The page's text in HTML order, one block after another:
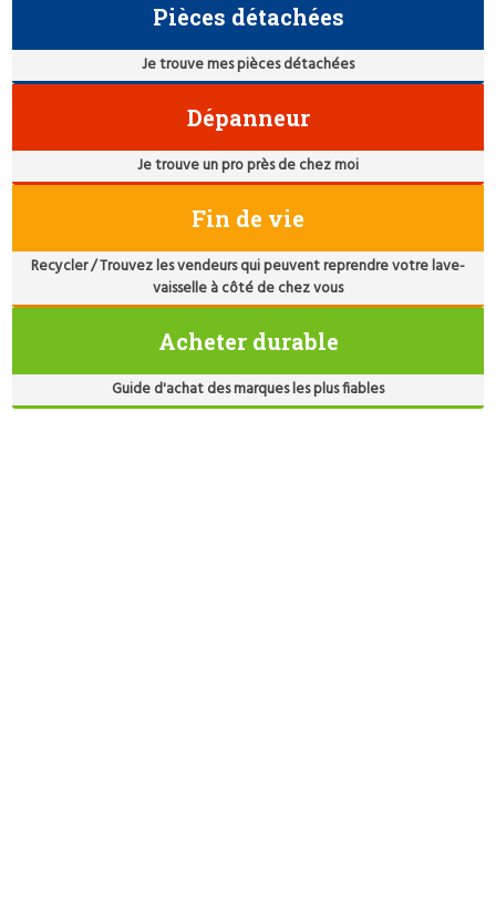
Pièces détachées
Je trouve mes pièces détachées
Dépanneur
Je trouve un pro près de chez moi
Fin de vie
Recycler / Trouvez les vendeurs qui peuvent reprendre votre lave-
vaisselle à côté de chez vous
Acheter durable
Guide d'achat des marques les plus fiables